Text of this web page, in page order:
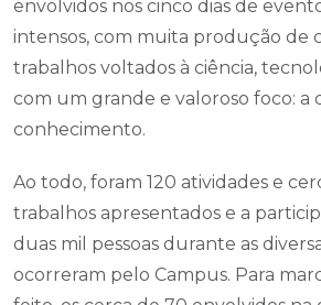
envolvidos nos cinco dias de
intensos, com muita produção de
trabalhos voltados à ciência,
com um grande e valoroso foco: a
conhecimento.
Ao todo, foram 120 atividades e
trabalhos apresentados e a
duas mil pessoas durante as
ocorreram pelo Campus. Para